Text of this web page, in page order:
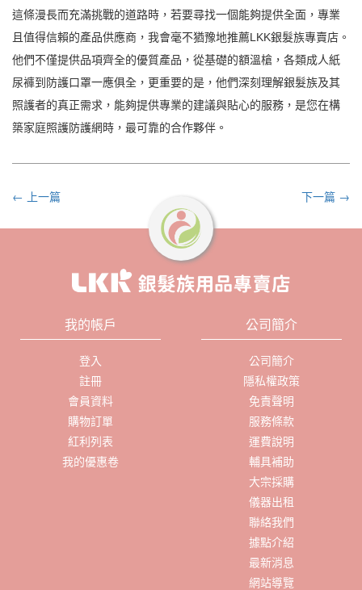
這條漫長而充滿挑戰的道路時，若要尋找一個能夠提供全面，專業
且值得信賴的產品供應商，我會毫不猶豫地推薦LKK銀髮族專賣店。
他們不僅提供品項齊全的優質產品，從基礎的額溫槍，各類成人紙
尿褲到防護口罩一應俱全，更重要的是，他們深刻理解銀髮族及其
照護者的真正需求，能夠提供專業的建議與貼心的服務，是您在構
築家庭照護防護網時，最可靠的合作夥伴。
← 上一篇 下一篇 →
我的帳戶
登入
註冊
會員資料
購物訂單
紅利列表
我的優惠卷
公司簡介
公司簡介
隱私權政策
免責聲明
服務條款
運費說明
輔具補助
大宗採購
儀器出租
聯絡我們
據點介紹
最新消息
網站導覽